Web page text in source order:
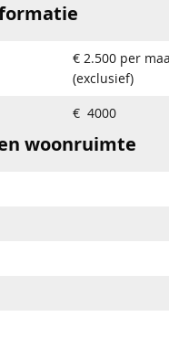
€ 2.500 per
(exclusief)
€ 4000
woonruimte